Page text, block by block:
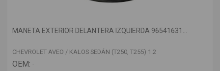
MANETA EXTERIOR DELANTERA IZQUIERDA 96541631...
CHEVROLET AVEO / KALOS SEDÁN (T250, T255) 1.2
OEM: -